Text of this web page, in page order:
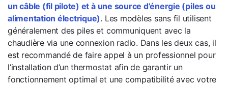
un câble (fil pilote) et à une source d’énergie (piles ou
alimentation électrique). Les modèles sans fil utilisent
généralement des piles et communiquent avec la
chaudière via une connexion radio. Dans les deux cas, il
est recommandé de faire appel à un professionnel pour
l’installation d’un thermostat afin de garantir un
fonctionnement optimal et une compatibilité avec votre